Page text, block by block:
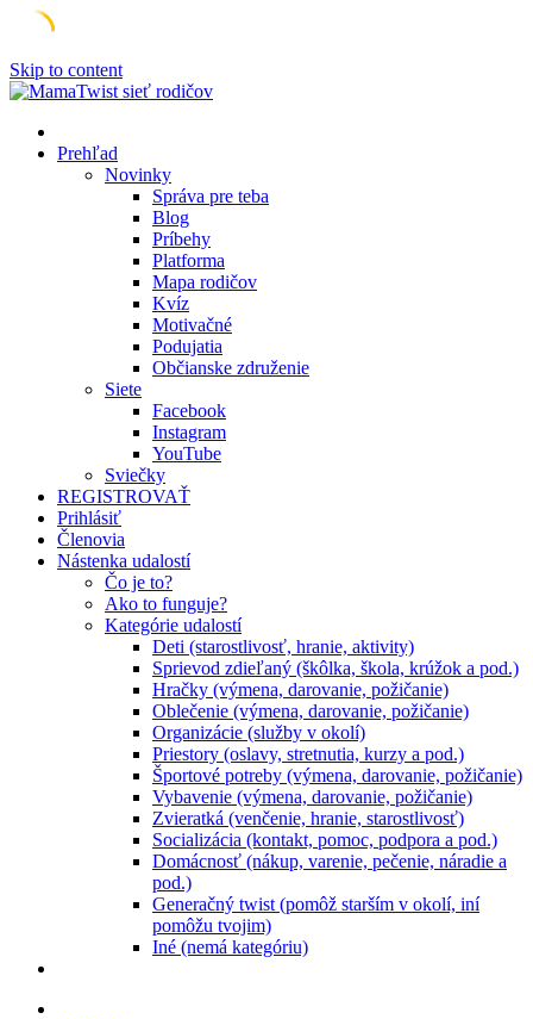
Skip to content
Prehľad
Novinky
Správa pre teba
Blog
Príbehy
Platforma
Mapa rodičov
Kvíz
Motivačné
Podujatia
Občianske združenie
Siete
Facebook
Instagram
YouTube
Sviečky
REGISTROVAŤ
Prihlásiť
Členovia
Nástenka udalostí
Čo je to?
Ako to funguje?
Kategórie udalostí
Deti (starostlivosť, hranie, aktivity)
Sprievod zdieľaný (škôlka, škola, krúžok a pod.)
Hračky (výmena, darovanie, požičanie)
Oblečenie (výmena, darovanie, požičanie)
Organizácie (služby v okolí)
Priestory (oslavy, stretnutia, kurzy a pod.)
Športové potreby (výmena, darovanie, požičanie)
Vybavenie (výmena, darovanie, požičanie)
Zvieratká (venčenie, hranie, starostlivosť)
Socializácia (kontakt, pomoc, podpora a pod.)
Domácnosť (nákup, varenie, pečenie, náradie a
pod.)
Generačný twist (pomôž starším v okolí, iní
pomôžu tvojim)
Iné (nemá kategóriu)